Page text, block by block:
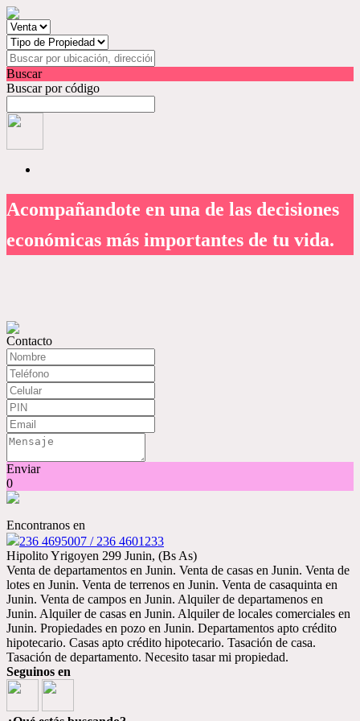
Buscar
Buscar por código
Acompañandote en una de las decisiones
económicas más importantes de tu vida.
Contacto
Enviar
0
Encontranos en
236 4695007 / 236 4601233
Hipolito Yrigoyen 299 Junin, (Bs As)
Venta de departamentos en Junin. Venta de casas en Junin. Venta de
lotes en Junin. Venta de terrenos en Junin. Venta de casaquinta en
Junin. Venta de campos en Junin. Alquiler de departamenos en
Junin. Alquiler de casas en Junin. Alquiler de locales comerciales en
Junin. Propiedades en pozo en Junin. Departamentos apto crédito
hipotecario. Casas apto crédito hipotecario. Tasación de casa.
Tasación de departamento. Necesito tasar mi propiedad.
Seguinos en